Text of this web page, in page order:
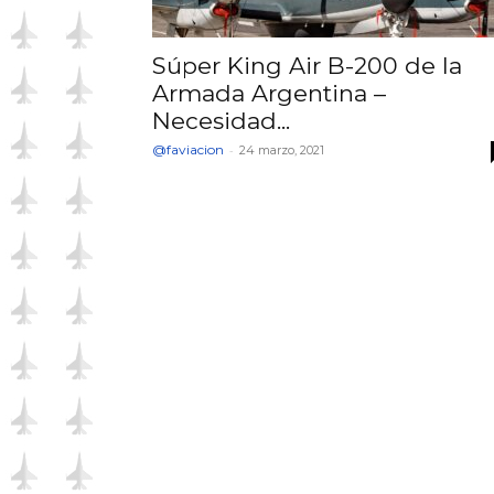
Súper King Air B-200 de la
Armada Argentina –
Necesidad...
@faviacion - 24 marzo, 2021